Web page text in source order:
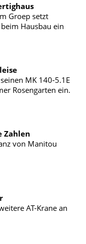
Groep setzt
Hausbau ein
MK 140-5.1E
Rosengarten ein.
Zahlen
von Manitou
AT-Krane an